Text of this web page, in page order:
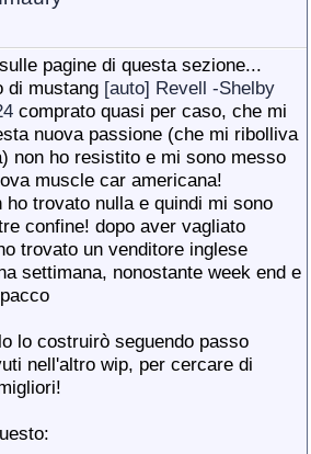
pagine di questa sezione...
di mustang [auto] Revell -Shelby
comprato quasi per caso, che mi
nuova passione (che mi ribolliva
non ho resistito e mi sono messo
muscle car americana!
ho trovato nulla e quindi mi sono
confine! dopo aver vagliato
trovato un venditore inglese
settimana, nonostante week end e
lo costruirò seguendo passo
nell'altro wip, per cercare di